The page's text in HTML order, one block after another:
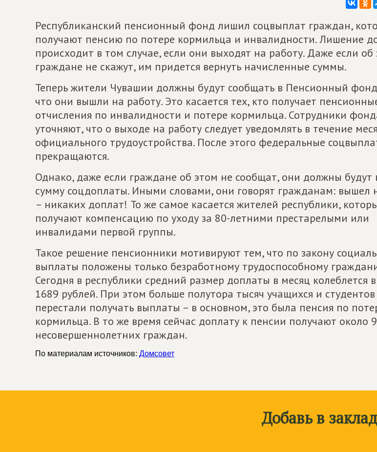
Республиканский пенсионный фонд лишил соцвыплат граждан,
получают пенсию по потере кормильца и инвалидности. Лишение
происходит в том случае, если они выходят на работу. Даже если об
граждане не скажут, им придется вернуть начисленные суммы.
Теперь жители Чувашии должны будут сообщать в Пенсионный
что они вышли на работу. Это касается тех, кто получает
отчисления по инвалидности и потере кормильца. Сотрудники
уточняют, что о выходе на работу следует уведомлять в течение
официального трудоустройства. После этого федеральные
прекращаются.
Однако, даже если граждане об этом не сообщат, они должны будут
сумму соцдоплаты. Иными словами, они говорят гражданам: вышел
– никаких доплат! То же самое касается жителей республики,
получают компенсацию по уходу за 80-летними престарелыми или
инвалидами первой группы.
Такое решение пенсионники мотивируют тем, что по закону
выплаты положены только безработному трудоспособному
Сегодня в республики средний размер доплаты в месяц колеблется
1689 рублей. При этом больше полутора тысяч учащихся и
перестали получать выплаты – в основном, это была пенсия по
кормильца. В то же время сейчас доплату к пенсии получают около
несовершеннолетних граждан.
По материалам источников: Домсовет
Добавь в